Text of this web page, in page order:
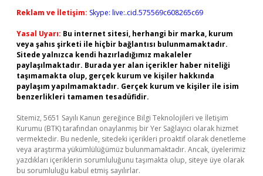
Reklam ve İletişim: Skype: live:.cid.575569c608265c69
Yasal Uyarı: Bu internet sitesi, herhangi bir marka, kurum
veya şahıs şirketi ile hiçbir bağlantısı bulunmamaktadır.
Sitede yalnızca kendi hazırladığımız makaleler
paylaşılmaktadır. Burada yer alan içerikler haber niteliği
taşımamakta olup, gerçek kurum ve kişiler hakkında
paylaşım yapılmamaktadır. Gerçek kurum ve kişiler ile isim
benzerlikleri tamamen tesadüfidir.
Sitemiz, 5651 Sayılı Kanun gereğince Bilgi Teknolojileri ve İletişim
Kurumu (BTK) tarafından onaylanmış bir Yer Sağlayıcı olarak hizmet
vermektedir. Bu nedenle, sitedeki içerikleri proaktif olarak denetleme
veya araştırma yükümlülüğümüz bulunmamaktadır. Ancak, üyelerimiz
yazdıkları içeriklerin sorumluluğunu taşımakta olup, siteye üye olarak
bu sorumluluğu kabul etmiş sayılırlar.